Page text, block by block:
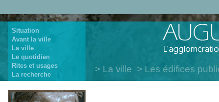
Situation
Avant la ville
La ville
Le quotidien
Rites et usages
La recherche
La ville Les édifices